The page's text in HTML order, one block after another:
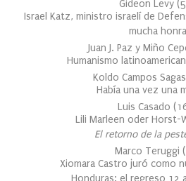
Gideon Levy (
Israel Katz, ministro israelí de
mucha honra
Juan J. Paz y Miño
Humanismo
Koldo Campos
Había una vez una
Luis Casado (
Lili Marleen oder Horst-
El retorno de la
Marco Teruggi (
Xiomara Castro juró como
Honduras: el regreso 12